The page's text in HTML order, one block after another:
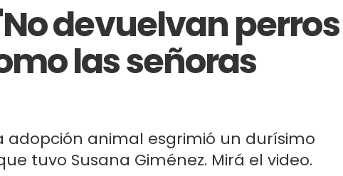
devuelvan perros
las señoras
adopción animal esgrimió un durísimo
tuvo Susana Giménez. Mirá el video.